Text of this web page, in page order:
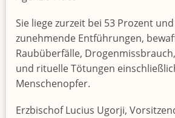
Sie liege zurzeit bei 53 Prozent
zunehmende Entführungen,
Raubüberfälle,
und rituelle Tötungen
Menschenopfer.
Erzbischof Lucius Ugorji,